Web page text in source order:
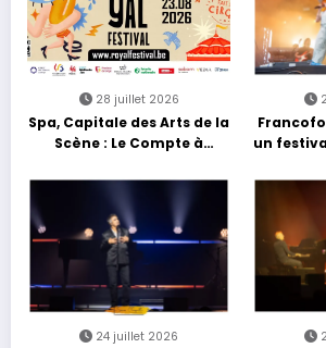
28 juillet 2026
Spa, Capitale des Arts de la
Scène : Le Compte à
un
grands
24 juillet 2026